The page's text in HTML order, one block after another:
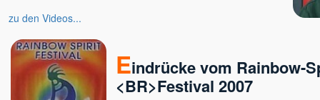
zu den Videos...
Eindrücke vom Rainbow-
<BR>Festival 2007